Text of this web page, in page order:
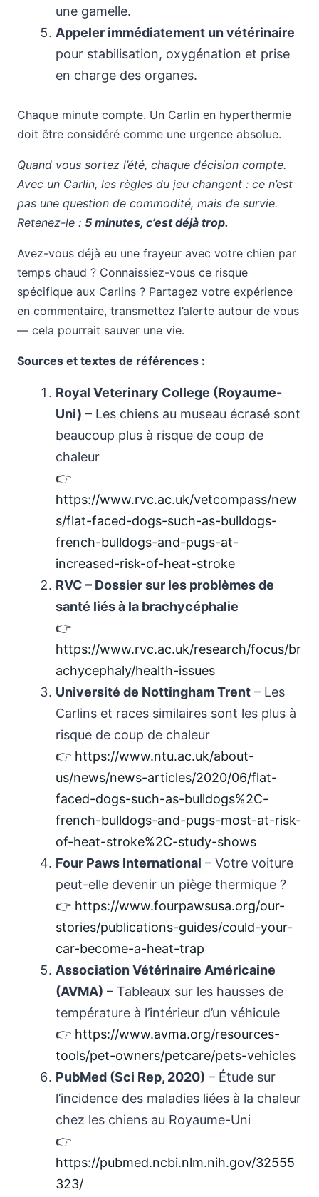
une gamelle.
Appeler immédiatement un vétérinaire
pour stabilisation, oxygénation et prise
en charge des organes.
Chaque minute compte. Un Carlin en hyperthermie
doit être considéré comme une urgence absolue.
Quand vous sortez l’été, chaque décision compte.
Avec un Carlin, les règles du jeu changent : ce n’est
pas une question de commodité, mais de survie.
Retenez-le : 5 minutes, c’est déjà trop.
Avez-vous déjà eu une frayeur avec votre chien par
temps chaud ? Connaissiez-vous ce risque
spécifique aux Carlins ? Partagez votre expérience
en commentaire, transmettez l’alerte autour de vous
— cela pourrait sauver une vie.
Sources et textes de références :
Royal Veterinary College (Royaume-
Uni) – Les chiens au museau écrasé sont
beaucoup plus à risque de coup de
chaleur
👉
https://www.rvc.ac.uk/vetcompass/new
s/flat-faced-dogs-such-as-bulldogs-
french-bulldogs-and-pugs-at-
increased-risk-of-heat-stroke
RVC – Dossier sur les problèmes de
santé liés à la brachycéphalie
👉
https://www.rvc.ac.uk/research/focus/br
achycephaly/health-issues
Université de Nottingham Trent – Les
Carlins et races similaires sont les plus à
risque de coup de chaleur
👉 https://www.ntu.ac.uk/about-
us/news/news-articles/2020/06/flat-
faced-dogs-such-as-bulldogs%2C-
french-bulldogs-and-pugs-most-at-risk-
of-heat-stroke%2C-study-shows
Four Paws International – Votre voiture
peut-elle devenir un piège thermique ?
👉 https://www.fourpawsusa.org/our-
stories/publications-guides/could-your-
car-become-a-heat-trap
Association Vétérinaire Américaine
(AVMA) – Tableaux sur les hausses de
température à l’intérieur d’un véhicule
👉 https://www.avma.org/resources-
tools/pet-owners/petcare/pets-vehicles
PubMed (Sci Rep, 2020) – Étude sur
l’incidence des maladies liées à la chaleur
chez les chiens au Royaume-Uni
👉
https://pubmed.ncbi.nlm.nih.gov/32555
323/